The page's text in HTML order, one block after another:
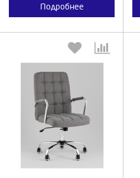
Подробнее
Выберите количество: